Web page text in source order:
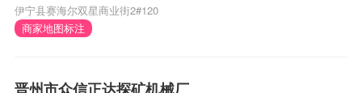
伊宁县赛海尔双星商业街2#120
商家地图标注
晋州市众信正达探矿机械厂